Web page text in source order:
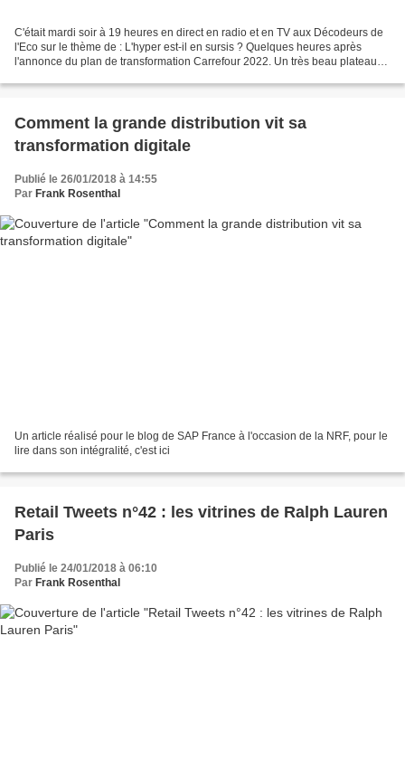
C'était mardi soir à 19 heures en direct en radio et en TV aux Décodeurs de
l'Eco sur le thème de : L'hyper est-il en sursis ? Quelques heures après
l'annonce du plan de transformation Carrefour 2022. Un très beau plateau
Comment la grande distribution vit sa
transformation digitale
Publié le 26/01/2018 à 14:55
Par Frank Rosenthal
Un article réalisé pour le blog de SAP France à l'occasion de la NRF, pour le
lire dans son intégralité, c'est ici
Retail Tweets n°42 : les vitrines de Ralph Lauren
Paris
Publié le 24/01/2018 à 06:10
Par Frank Rosenthal